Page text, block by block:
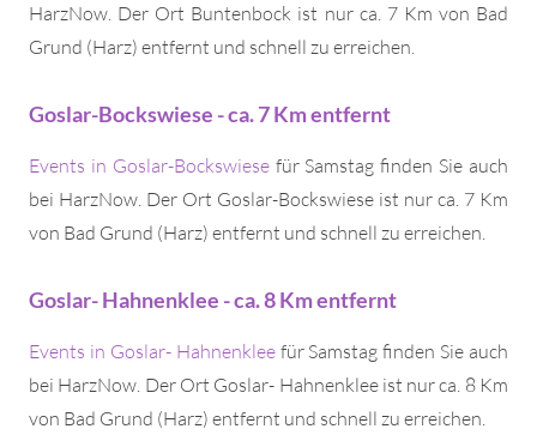
HarzNow. Der Ort Buntenbock ist nur ca. 7 Km von Bad
Grund (Harz) entfernt und schnell zu erreichen.
Goslar-Bockswiese - ca. 7 Km entfernt
Events in Goslar-Bockswiesefür Samstag finden Sie auch
bei HarzNow. Der Ort Goslar-Bockswiese ist nur ca. 7 Km
von Bad Grund (Harz) entfernt und schnell zu erreichen.
Goslar- Hahnenklee - ca. 8 Km entfernt
Events in Goslar- Hahnenkleefür Samstag finden Sie auch
bei HarzNow. Der Ort Goslar- Hahnenklee ist nur ca. 8 Km
von Bad Grund (Harz) entfernt und schnell zu erreichen.